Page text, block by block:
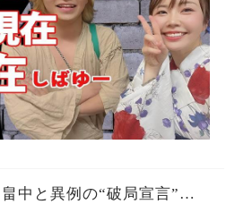
中と異例の“破局宣言”…